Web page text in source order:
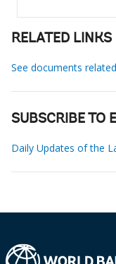
RELATED LINKS
See documents
SUBSCRIBE TO
Daily Updates of the